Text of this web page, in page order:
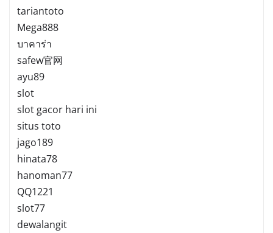
tariantoto
Mega888
บาคาร่า
safew官网
ayu89
slot
slot gacor hari ini
situs toto
jago189
hinata78
hanoman77
QQ1221
slot77
dewalangit